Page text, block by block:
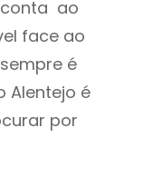
ao
face ao
é
Alentejo é
por